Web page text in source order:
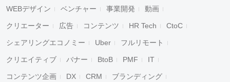
WEBデザイン ベンチャー 事業開発 動画
クリエーター 広告 コンテンツ HR Tech CtoC
シェアリングエコノミー Uber フルリモート
クリエイティブ バナー BtoB PMF IT
コンテンツ企画 DX CRM ブランディング